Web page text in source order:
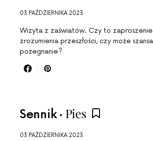
03 PAŹDZIERNIKA 2023
Wizyta z zaświatów. Czy to
zrozumienia przeszłości, czy może
pożegnanie?
Sennik Pies
03 PAŹDZIERNIKA 2023